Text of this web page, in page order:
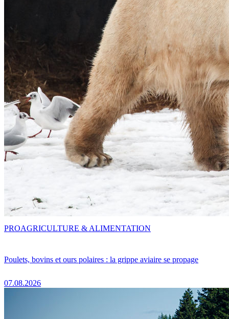
Poulets, bovins et ours polaires : la grippe aviaire se propage
07.08.2026
PROAGRICULTURE & ALIMENTATION